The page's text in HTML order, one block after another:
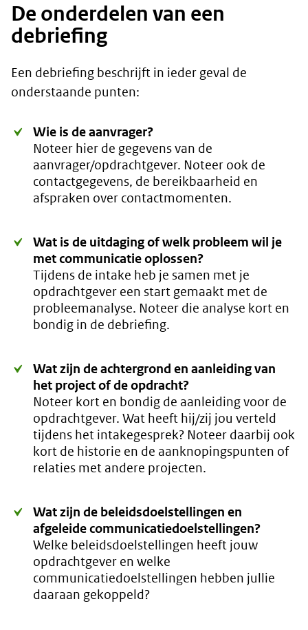
De onderdelen van een
debriefing
Een debriefing beschrijft in ieder geval de
onderstaande punten:
Wie is de aanvrager?
Noteer hier de gegevens van de
aanvrager/opdrachtgever. Noteer ook de
contactgegevens, de bereikbaarheid en
afspraken over contactmomenten.
Wat is de uitdaging of welk probleem wil je
met communicatie oplossen?
Tijdens de intake heb je samen met je
opdrachtgever een start gemaakt met de
probleemanalyse. Noteer die analyse kort en
bondig in de debriefing.
Wat zijn de achtergrond en aanleiding van
het project of de opdracht?
Noteer kort en bondig de aanleiding voor de
opdrachtgever. Wat heeft hij/zij jou verteld
tijdens het intakegesprek? Noteer daarbij ook
kort de historie en de aanknopingspunten of
relaties met andere projecten.
Wat zijn de beleidsdoelstellingen en
afgeleide communicatiedoelstellingen?
Welke beleidsdoelstellingen heeft jouw
opdrachtgever en welke
communicatiedoelstellingen hebben jullie
daaraan gekoppeld?